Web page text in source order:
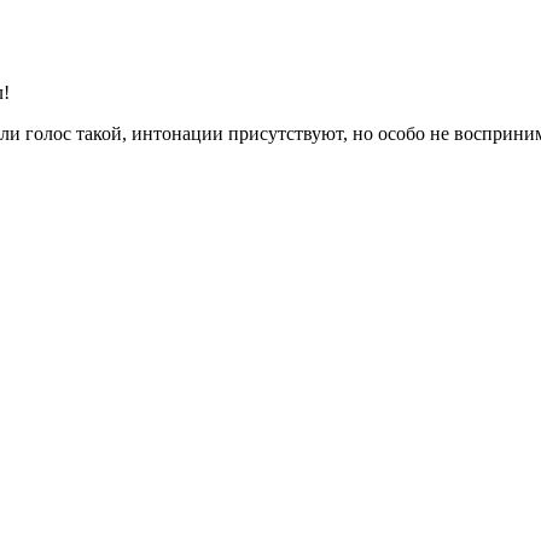
голос такой, интонации присутствуют, но особо не